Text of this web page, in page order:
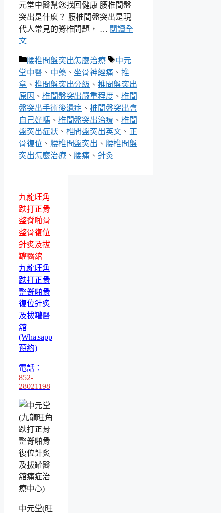
元堂中醫幫您找回健康 腰椎間盤
突出是什麼？ 腰椎間盤突出是現
代人常見的脊椎問題， … 閱讀全
文
分
類
腰椎間盤突出怎麼治療
標
籤
中元
堂中醫 、 中藥 、 坐骨神經痛 、 推
拿 、 椎間盤突出分級 、 椎間盤突出
原因 、 椎間盤突出嚴重程度 、 椎間
盤突出手術後遺症 、 椎間盤突出會
自己好嗎 、 椎間盤突出治療 、 椎間
盤突出症狀 、 椎間盤突出英文 、 正
骨復位 、 腰椎間盤突出 、 腰椎間盤
突出怎麼治療 、 腰痛 、 針灸
九龍旺角
跌打正骨
整脊啪骨
整骨復位
針炙及拔
罐醫舘
九龍旺角
跌打正骨
整脊啪骨
復位針炙
及拔罐醫
舘
(Whatsapp
預約)
電話：
852-
28021198
中元堂(旺